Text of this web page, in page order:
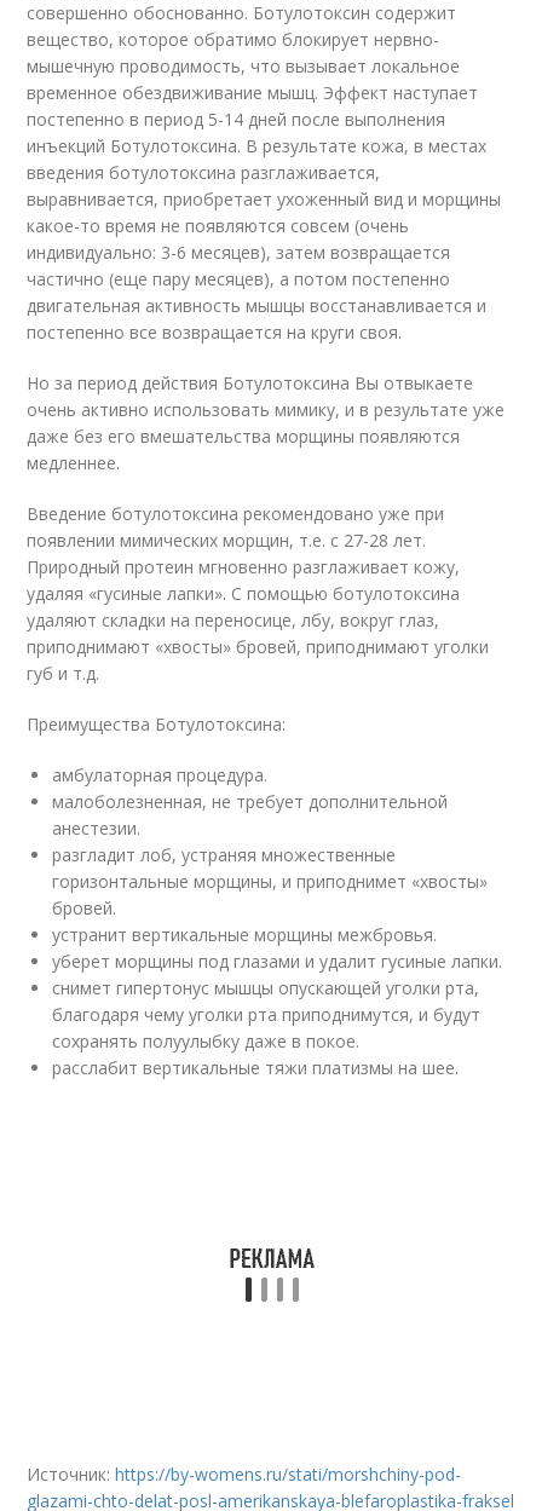
совершенно обоснованно. Ботулотоксин содержит
вещество, которое обратимо блокирует нервно-
мышечную проводимость, что вызывает локальное
временное обездвиживание мышц. Эффект наступает
постепенно в период 5-14 дней после выполнения
инъекций Ботулотоксина. В результате кожа, в местах
введения ботулотоксина разглаживается,
выравнивается, приобретает ухоженный вид и морщины
какое-то время не появляются совсем (очень
индивидуально: 3-6 месяцев), затем возвращается
частично (еще пару месяцев), а потом постепенно
двигательная активность мышцы восстанавливается и
постепенно все возвращается на круги своя.
Но за период действия Ботулотоксина Вы отвыкаете
очень активно использовать мимику, и в результате уже
даже без его вмешательства морщины появляются
медленнее.
Введение ботулотоксина рекомендовано уже при
появлении мимических морщин, т.е. с 27-28 лет.
Природный протеин мгновенно разглаживает кожу,
удаляя «гусиные лапки». С помощью ботулотоксина
удаляют складки на переносице, лбу, вокруг глаз,
приподнимают «хвосты» бровей, приподнимают уголки
губ и т.д.
Преимущества Ботулотоксина:
амбулаторная процедура.
малоболезненная, не требует дополнительной
анестезии.
разгладит лоб, устраняя множественные
горизонтальные морщины, и приподнимет «хвосты»
бровей.
устранит вертикальные морщины межбровья.
уберет морщины под глазами и удалит гусиные лапки.
снимет гипертонус мышцы опускающей уголки рта,
благодаря чему уголки рта приподнимутся, и будут
сохранять полуулыбку даже в покое.
расслабит вертикальные тяжи платизмы на шее.
Источник:https://by-womens.ru/stati/morshchiny-pod-
glazami-chto-delat-posl-amerikanskaya-blefaroplastika-fraksel